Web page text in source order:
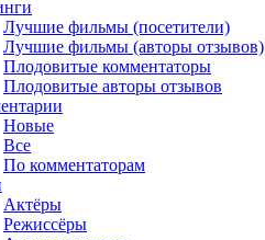
Лучшие фильмы (посетители)
Лучшие фильмы (авторы отзывов)
Плодовитые комментаторы
Плодовитые авторы отзывов
Новые
Все
По комментаторам
Актёры
Режиссёры